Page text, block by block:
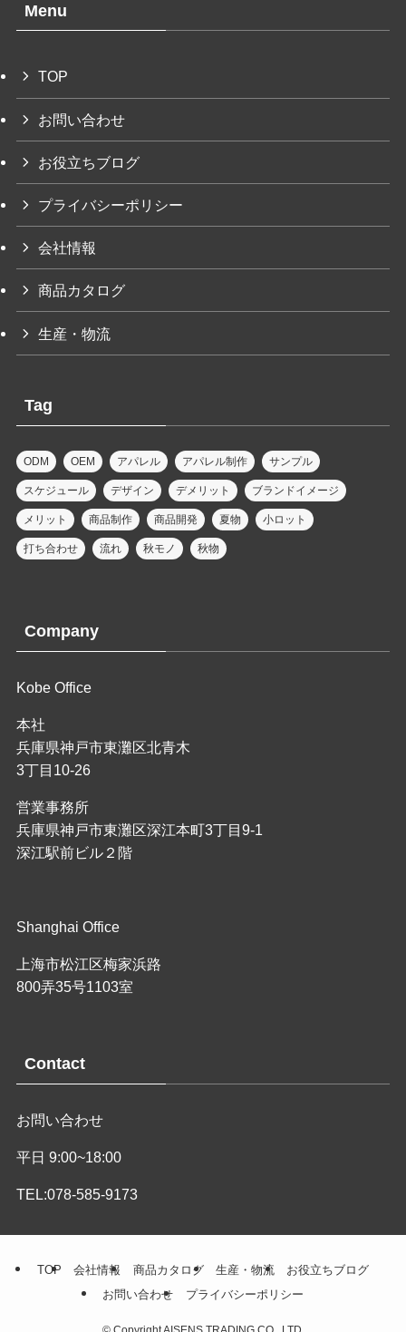
Menu
TOP
お問い合わせ
お役立ちブログ
プライバシーポリシー
会社情報
商品カタログ
生産・物流
Tag
ODM OEM アパレル アパレル制作 サンプル
スケジュール デザイン デメリット ブランドイメージ
メリット 商品制作 商品開発 夏物 小ロット
打ち合わせ 流れ 秋モノ 秋物
Company
Kobe Office
本社
兵庫県神戸市東灘区北青木
3丁目10-26
営業事務所
兵庫県神戸市東灘区深江本町3丁目9-1
深江駅前ビル２階
Shanghai Office
上海市松江区梅家浜路
800弄35号1103室
Contact
お問い合わせ
平日 9:00~18:00
TEL:078-585-9173
TOP 会社情報 商品カタログ 生産・物流
お役立ちブログ
お問い合わせ
プライバシーポリシー